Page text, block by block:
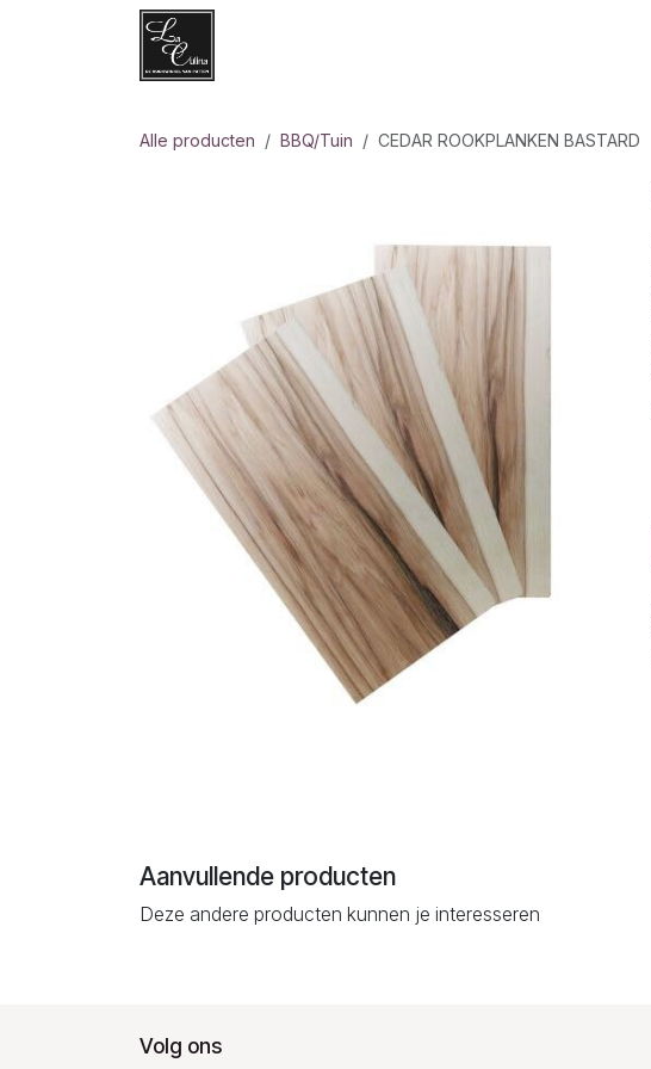
Overslaan naar inhoud
Alle producten BBQ/Tuin CEDAR ROOKPLANKEN BASTARD
Aanvullende producten
Deze andere producten kunnen je interesseren
Volg ons